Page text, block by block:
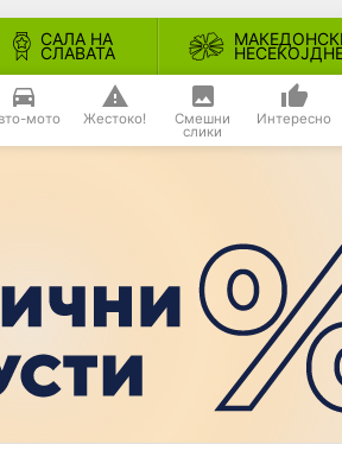
САЛА НА
СЛАВАТА
мото Жестоко! Смешни
слики
Интересно